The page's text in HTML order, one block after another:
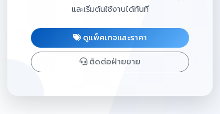
และเริ่มต้นใช้งานได้ทันที
ดูแพ็คเกจและราคา
ติดต่อฝ่ายขาย